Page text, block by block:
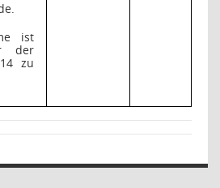
ist
der
zu